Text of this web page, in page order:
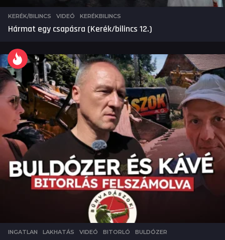
KERÉK/BILINCS ,VIDEÓ KERÉKBILINCS
Hármat egy csapásra (Kerék/bilincs 12.)
INGATLAN ,LAKHATÁS ,VIDEÓ BITORLÓ ,BULDÓZER